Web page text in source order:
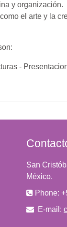
y organización.
el arte y la
-
San
México.
Phone:
E-mail: